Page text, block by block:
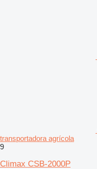
transportadora agrícola
9
Climax CSB-2000P